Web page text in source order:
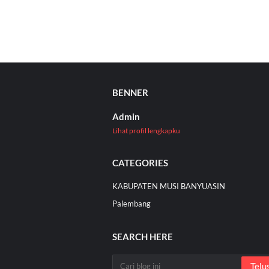
BENNER
Admin
Lihat profil lengkapku
CATEGORIES
KABUPATEN MUSI BANYUASIN
Palembang
SEARCH HERE